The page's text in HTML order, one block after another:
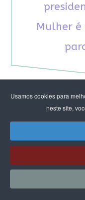
Usamos cookies para
neste site,
Mulher
August
antirracismo
Rap